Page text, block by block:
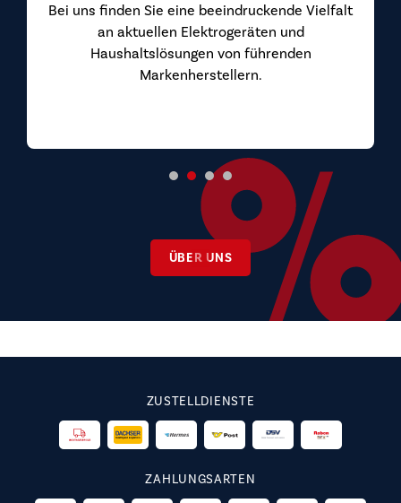
Sie eine beeindruckende Vielfalt
Elektrogeräten und
von führenden
ÜBER UNS
ZUSTELLDIENSTE
ZAHLUNGSARTEN